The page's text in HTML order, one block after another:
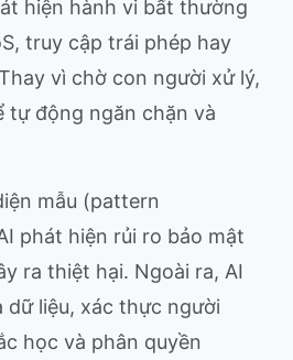
hiện hành vi bất thường
truy cập trái phép hay
vì chờ con người xử lý,
tự động ngăn chặn và
mẫu (pattern
phát hiện rủi ro bảo mật
ra thiệt hại. Ngoài ra, AI
dữ liệu, xác thực người
học và phân quyền